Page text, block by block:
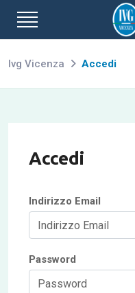
Ivg Vicenza Accedi
Accedi
Indirizzo Email
Password